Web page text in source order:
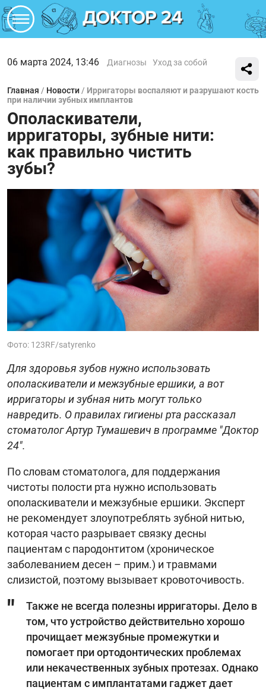
06 марта 2024, 13:46 Диагнозы Уход за собой
Главная / Новости / Ирригаторы воспаляют и разрушают кость
при наличии зубных имплантов
Ополаскиватели,
ирригаторы, зубные нити:
как правильно чистить
зубы?
Фото: 123RF/satyrenko
Для здоровья зубов нужно использовать
ополаскиватели и межзубные ершики, а вот
ирригаторы и зубная нить могут только
навредить. О правилах гигиены рта рассказал
стоматолог Артур Тумашевич в программе "Доктор
24".
По словам стоматолога, для поддержания
чистоты полости рта нужно использовать
ополаскиватели и межзубные ершики. Эксперт
не рекомендует злоупотреблять зубной нитью,
которая часто разрывает связку десны
пациентам с пародонтитом (хроническое
заболеванием десен – прим.) и травмами
слизистой, поэтому вызывает кровоточивость.
Также не всегда полезны ирригаторы. Дело в
том, что устройство действительно хорошо
прочищает межзубные промежутки и
помогает при ортодонтических проблемах
или некачественных зубных протезах. Однако
пациентам с имплантатами гаджет дает